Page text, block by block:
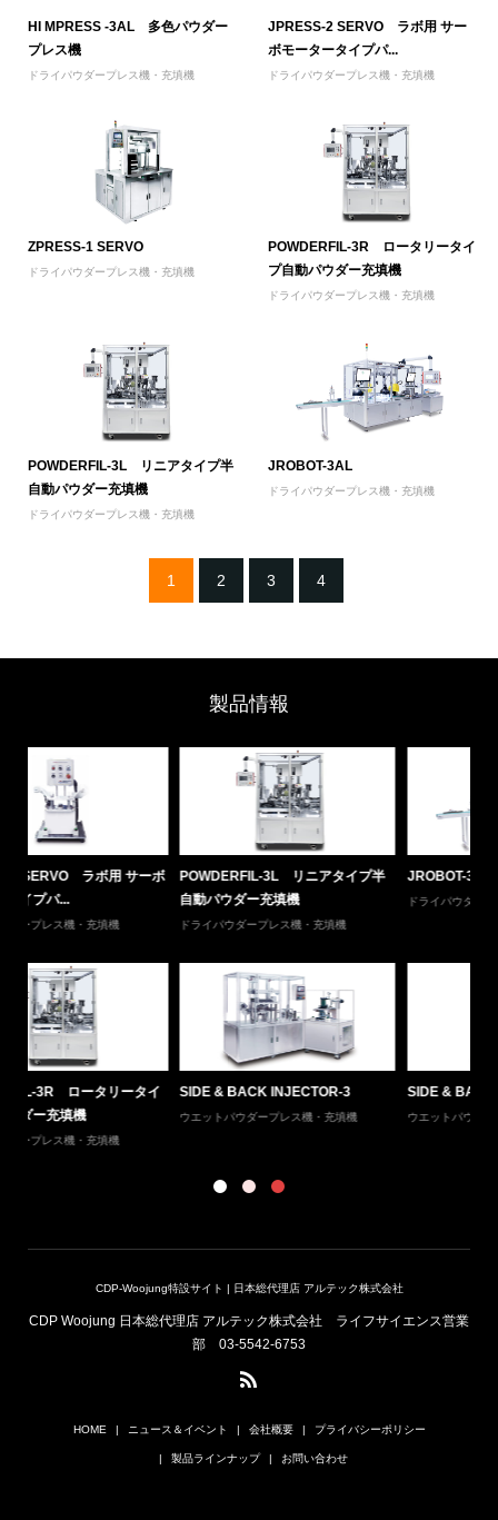
HI MPRESS -3AL 多色パウダー
プレス機
ドライパウダープレス機・充填機
JPRESS-2 SERVO ラボ用 サー
ボモータータイプパ...
ドライパウダープレス機・充填機
ZPRESS-1 SERVO
ドライパウダープレス機・充填機
POWDERFIL-3R ロータリータイ
プ自動パウダー充填機
ドライパウダープレス機・充填機
POWDERFIL-3L リニアタイプ半
自動パウダー充填機
ドライパウダープレス機・充填機
JROBOT-3AL
ドライパウダープレス機・充填機
1 2 3 4
製品情報
POWDERFIL-3L リニアタイプ半
自動パウダー充填機
ドライパウダープレス機・充填機
JROBOT-3AL
ドライパウダープレス機・充填機
SIDE & BACK INJECTOR-3
ウエットパウダープレス機・充填機
SIDE & BACK INJECTOR-A
ウエットパウダープレス機・充填機
CDP-Woojung特設サイト | 日本総代理店 アルテック株式会社
CDP Woojung 日本総代理店 アルテック株式会社 ライフサイエンス営業
部 03-5542-6753
HOME ニュース＆イベント 会社概要 プライバシーポリシー
製品ラインナップ お問い合わせ